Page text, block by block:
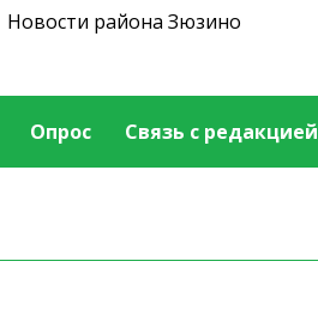
Новости района Зюзино
Опрос Связь с редакцией